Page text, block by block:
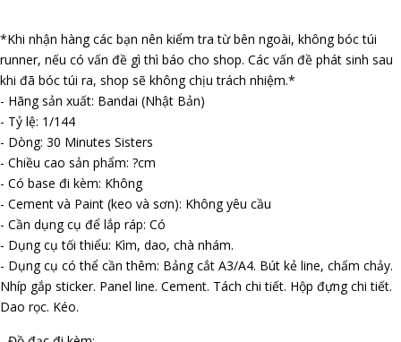
*Khi nhận hàng các bạn nên kiểm tra từ bên ngoài, không bóc túi
runner, nếu có vấn đề gì thì báo cho shop. Các vấn đề phát sinh sau
khi đã bóc túi ra, shop sẽ không chịu trách nhiệm.*
- Hãng sản xuất: Bandai (Nhật Bản)
- Tỷ lệ: 1/144
- Dòng: 30 Minutes Sisters
- Chiều cao sản phẩm: ?cm
- Có base đi kèm: Không
- Cement và Paint (keo và sơn): Không yêu cầu
- Cần dụng cụ để lắp ráp: Có
- Dụng cụ tối thiểu: Kìm, dao, chà nhám.
- Dụng cụ có thể cần thêm: Bảng cắt A3/A4. Bút kẻ line, chấm chảy.
Nhíp gắp sticker. Panel line. Cement. Tách chi tiết. Hộp đựng chi tiết.
Dao rọc. Kéo.